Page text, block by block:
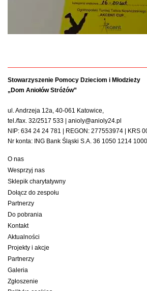
Stowarzyszenie Pomocy Dzieciom i Młodzieży
„Dom Aniołów Stróżów”
ul. Andrzeja 12a, 40-061 Katowice,
tel./fax. 32/2517 533 | anioly@anioly24.pl
NIP: 634 24 24 781 | REGON: 277553974 | KRS
Nr konta: ING Bank Śląski S.A. 36 1050 1214
O nas
Wesprzyj nas
Sklepik charytatywny
Dołącz do zespołu
Partnerzy
Do pobrania
Kontakt
Aktualności
Projekty i akcje
Partnerzy
Galeria
Zgłoszenie